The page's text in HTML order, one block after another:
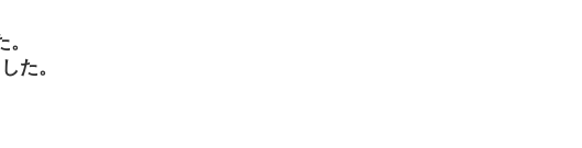
た。